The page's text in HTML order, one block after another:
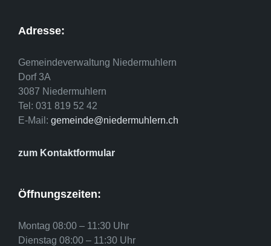
Adresse:
Gemeindeverwaltung Niedermuhlern
Dorf 3A
3087 Niedermuhlern
Tel: 031 819 52 42
E-Mail: gemeinde@niedermuhlern.ch
zum Kontaktformular
Öffnungszeiten:
Montag 08:00 – 11:30 Uhr
Dienstag 08:00 – 11:30 Uhr